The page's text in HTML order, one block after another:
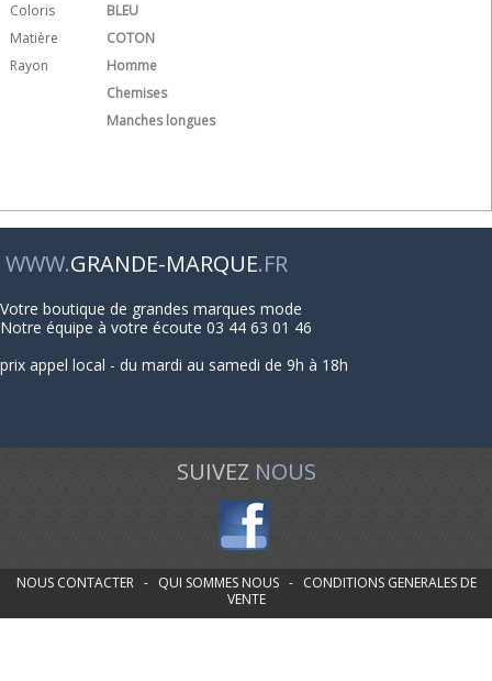
Coloris
BLEU
Matière
COTON
Rayon
Homme
Chemises
Manches longues
WWW.GRANDE-MARQUE.FR
Votre boutique de grandes marques mode
Notre équipe à votre écoute 03 44 63 01 46
prix appel local - du mardi au samedi de 9h à 18h
SUIVEZ NOUS
NOUS CONTACTER- QUI SOMMES NOUS- CONDITIONS GENERALES DE
VENTE